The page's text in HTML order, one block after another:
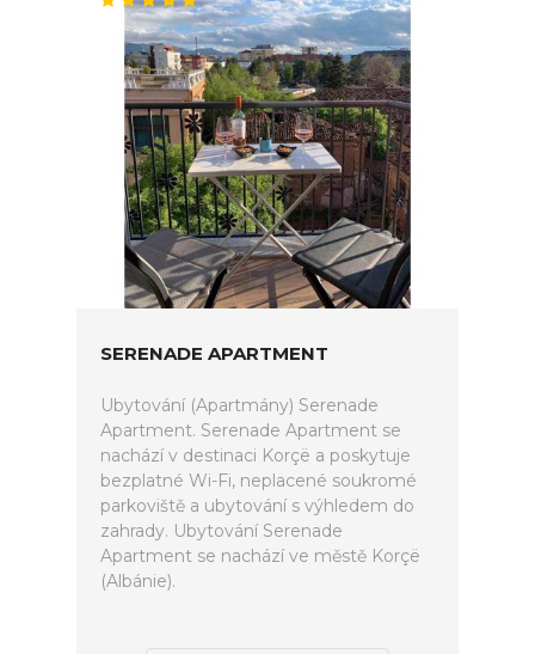
SERENADE APARTMENT
Ubytování (Apartmány) Serenade
Apartment. Serenade Apartment se
nachází v destinaci Korçë a poskytuje
bezplatné Wi-Fi, neplacené soukromé
parkoviště a ubytování s výhledem do
zahrady. Ubytování Serenade
Apartment se nachází ve městě Korçë
(Albánie).